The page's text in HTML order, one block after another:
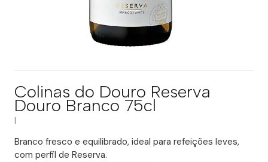
Colinas do Douro Reserva
Douro Branco 75cl
Branco fresco e equilibrado, ideal para refeições leves,
com perfil de Reserva.